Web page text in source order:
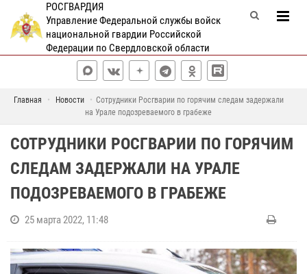
РОСГВАРДИЯ
Управление Федеральной службы войск
национальной гвардии Российской
Федерации по Свердловской области
Главная Новости
Сотрудники Росгварии по горячим следам задержали
на Урале подозреваемого в грабеже
СОТРУДНИКИ РОСГВАРИИ ПО ГОРЯЧИМ
СЛЕДАМ ЗАДЕРЖАЛИ НА УРАЛЕ
ПОДОЗРЕВАЕМОГО В ГРАБЕЖЕ
25 марта 2022, 11:48